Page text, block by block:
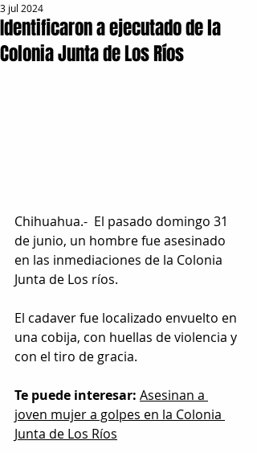
Identificaron a ejecutado de la
Colonia Junta de Los Ríos
3 jul 2024
Chihuahua.-  El pasado domingo 31
de junio, un hombre fue asesinado
en las inmediaciones de la Colonia
Junta de Los ríos.
El cadaver fue localizado envuelto en
una cobija, con huellas de violencia y
con el tiro de gracia.
Te puede interesar: Asesinan a
joven mujer a golpes en la Colonia
Junta de Los Ríos